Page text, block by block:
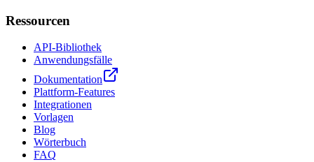
Ressourcen
API-Bibliothek
Anwendungsfälle
Dokumentation
Plattform-Features
Integrationen
Vorlagen
Blog
Wörterbuch
FAQ